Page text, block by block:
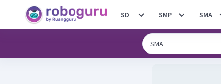
SD SMP SMA